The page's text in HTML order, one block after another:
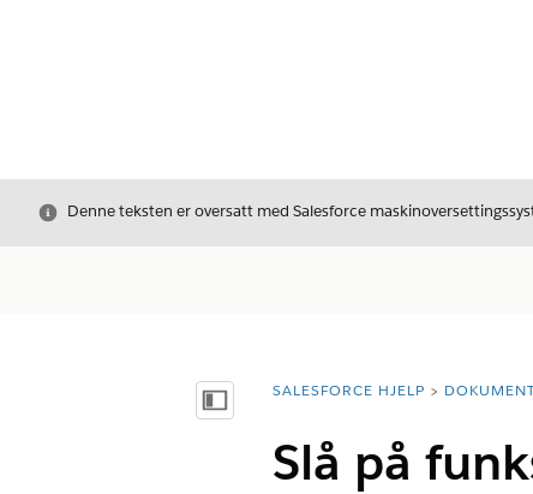
Avslutt
Denne teksten er oversatt med Salesforce
Vis innholdsfortegnelse
Du er her:
SALESFORCE HJELP
Slå på